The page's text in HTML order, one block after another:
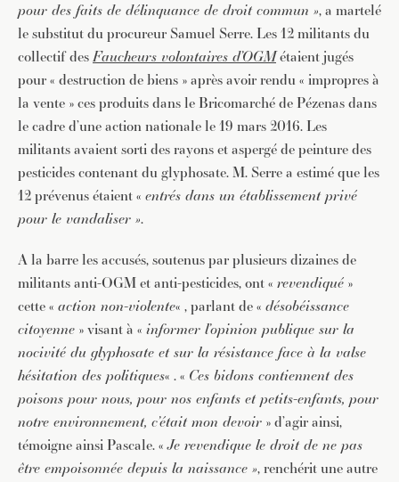
pour des faits de délinquance de droit commun », a martelé
le substitut du procureur Samuel Serre. Les 12 militants du
collectif desFaucheurs volontaires d’OGMétaient jugés
pour « destruction de biens » après avoir rendu « impropres à
la vente » ces produits dans le Bricomarché de Pézenas dans
le cadre d’une action nationale le 19 mars 2016. Les
militants avaient sorti des rayons et aspergé de peinture des
pesticides contenant du glyphosate. M. Serre a estimé que les
12 prévenus étaient « entrés dans un établissement privé
pour le vandaliser ».
A la barre les accusés, soutenus par plusieurs dizaines de
militants anti-OGM et anti-pesticides, ont « revendiqué »
cette « action non-violente« , parlant de « désobéissance
citoyenne » visant à « informer l’opinion publique sur la
nocivité du glyphosate et sur la résistance face à la valse
hésitation des politiques« . « Ces bidons contiennent des
poisons pour nous, pour nos enfants et petits-enfants, pour
notre environnement, c’était mon devoir » d’agir ainsi,
témoigne ainsi Pascale. «Je revendique le droit de ne pas
être empoisonnée depuis la naissance », renchérit une autre